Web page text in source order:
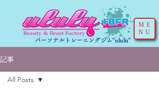
ME
NU
パーソナルトレーニングジム"ululu"
記事
All Posts